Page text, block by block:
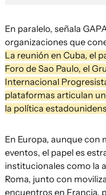
En paralelo, señala
organizaciones que
La reunión en Cuba, el
Foro de Sao Paulo, el
Internacional
plataformas articulan
la política
En Europa, aunque con
eventos, el papel es
institucionales como la
Roma, junto con
encuentros en Francia,